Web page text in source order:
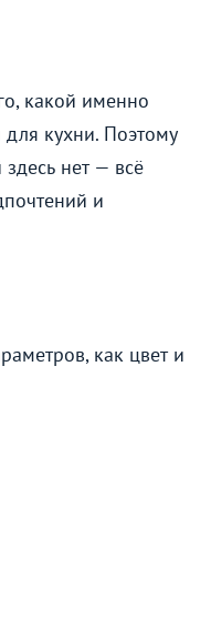
какой именно
для кухни. Поэтому
нет — всё
и
как цвет и